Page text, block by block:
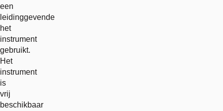
een
leidinggevende
het
instrument
gebruikt.
Het
instrument
is
vrij
beschikbaar